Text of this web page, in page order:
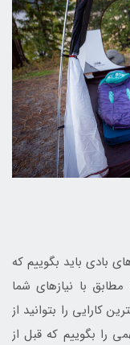
بادی باید بگوییم که
با نیازهای شما
کارایی را بتوانید از
را بگوییم که قبل از